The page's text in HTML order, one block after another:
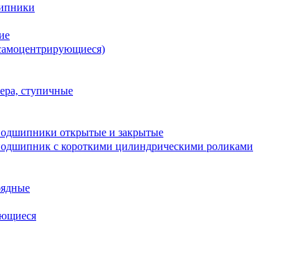
ступичные
открытые и закрытые
с короткими цилиндрическими роликами